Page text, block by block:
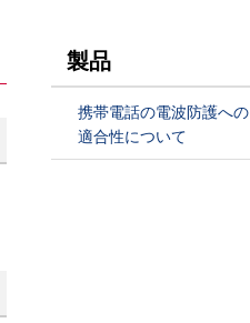
製品
携帯電話の電波防護への
適合性について